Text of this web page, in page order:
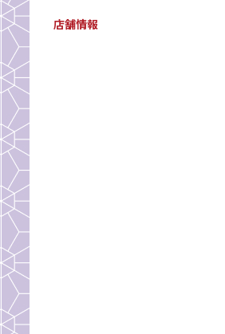
店舗情報